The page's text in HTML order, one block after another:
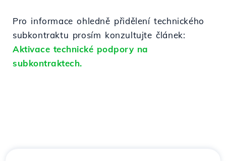
Pro informace ohledně přidělení technického
subkontraktu prosím konzultujte článek:
Aktivace technické podpory na
subkontraktech.